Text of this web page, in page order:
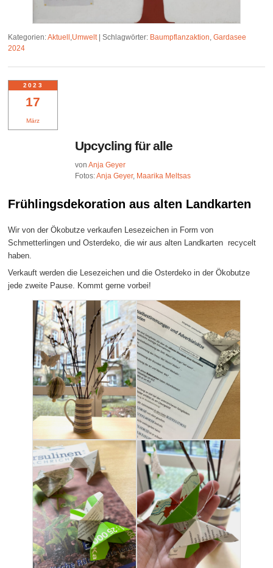
Kategorien:Aktuell Umwelt |Schlagwörter: Baumpflanzaktion ,Gardasee
2024
17
März
2023
Upcycling für alle
vonAnja Geyer
Fotos:Anja Geyer, Maarika Meltsas
Frühlingsdekoration aus alten Landkarten
Wir von der Ökobutze verkaufen Lesezeichen in Form von
Schmetterlingen und Osterdeko, die wir aus alten Landkarten recycelt
haben.
Verkauft werden die Lesezeichen und die Osterdeko in der Ökobutze
jede zweite Pause. Kommt gerne vorbei!